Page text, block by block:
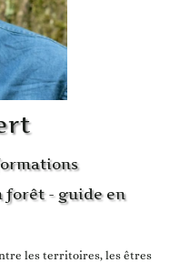
forêt - guide en
les territoires, les êtres